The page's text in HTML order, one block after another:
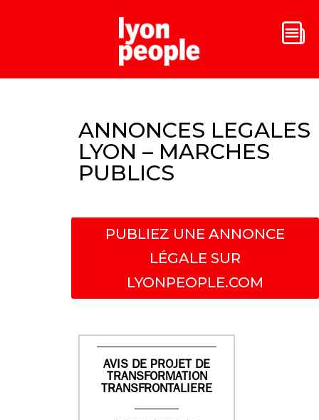
ANNONCES LEGALES
LYON – MARCHES
PUBLICS
PUBLIEZ UNE ANNONCE
LÉGALE SUR
LYONPEOPLE.COM
AVIS DE PROJET DE
TRANSFORMATION
TRANSFRONTALIERE